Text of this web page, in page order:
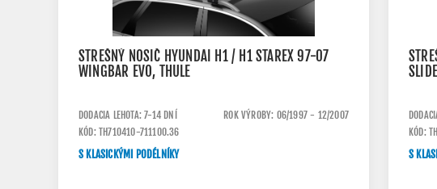
STREŠNÝ NOSIČ HYUNDAI H1 / H1 STAREX 97-07
WINGBAR EVO, THULE
DODACIA LEHOTA: 7-14 DNÍ
ROK VÝROBY: 06/1997 - 12/2007
KÓD: TH710410-711100.36
S KLASICKÝMI PODÉLNÍKY
KÓD:
S